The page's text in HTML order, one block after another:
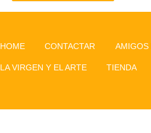
HOME CONTACTAR AMIGOS
LA VIRGEN Y EL ARTE TIENDA